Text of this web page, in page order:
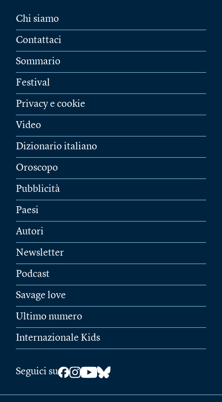
Chi siamo
Contattaci
Sommario
Festival
Privacy e cookie
Video
Dizionario italiano
Oroscopo
Pubblicità
Paesi
Autori
Newsletter
Podcast
Savage love
Ultimo numero
Internazionale Kids
Seguici su